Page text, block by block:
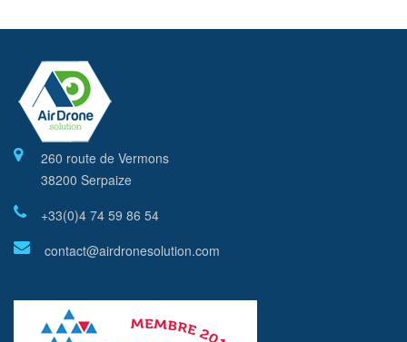
260 route de Vermons
38200 Serpaize
+33(0)4 74 59 86 54
contact@airdronesolution.com